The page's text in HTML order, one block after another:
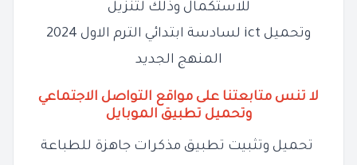
للاستكمال وذلك لتنزيل
وتحميل ict لسادسة ابتدائي الترم الاول 2024
المنهج الجديد
لا تنس متابعتنا على مواقع التواصل الاجتماعي
وتحميل تطبيق الموبايل
تحميل وتثبيت تطبيق مذكرات جاهزة للطباعة